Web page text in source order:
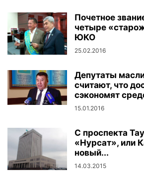
Почетное
четыре
ЮКО
25.02.2016
Депутаты
считают, что
сэкономят
15.01.2016
С проспекта
«Нурсат», или
новый...
14.03.2015